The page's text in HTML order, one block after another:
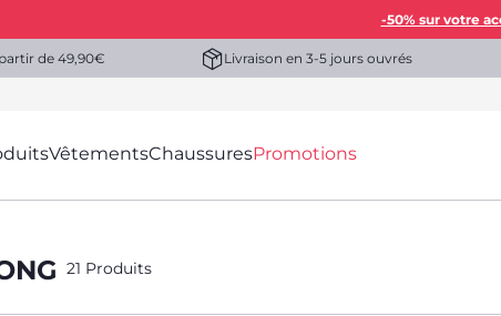
-50% sur votre
de 49,90€ Livraison en 3-5 jours ouvrés
VêtementsChaussuresPromotions
21 Produits